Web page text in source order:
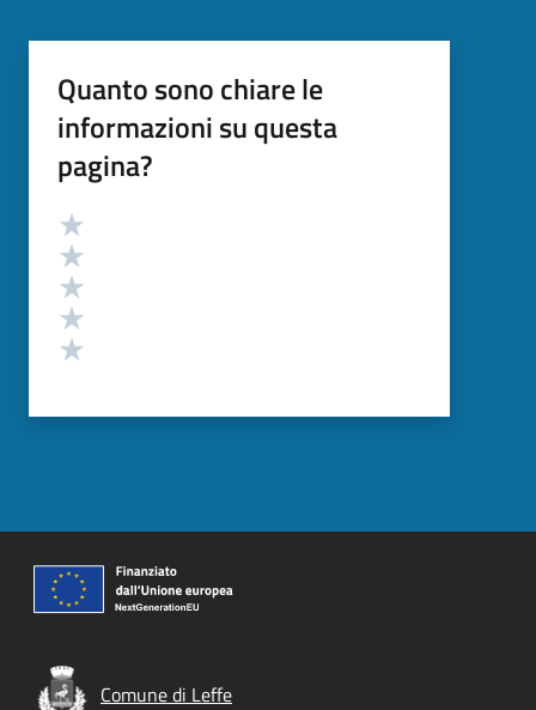
Quanto sono chiare le
informazioni su questa
pagina?
Valutazione
Comune di Leffe